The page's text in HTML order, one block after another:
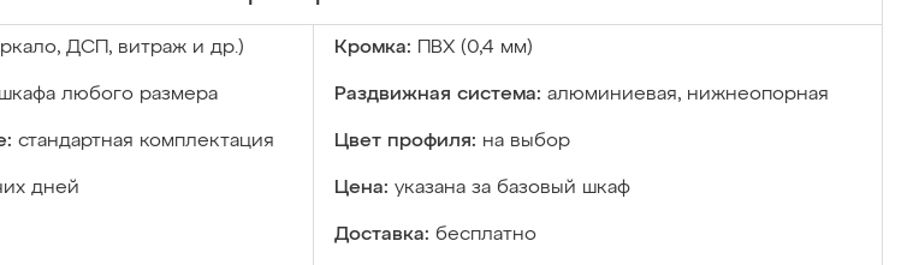
ДСП, витраж и др.) Кромка: ПВХ (0,4 мм)
любого размера Раздвижная система: алюминиевая, нижнеопорная
стандартная комплектация Цвет профиля: на выбор
дней Цена: указана за базовый шкаф
Доставка: бесплатно